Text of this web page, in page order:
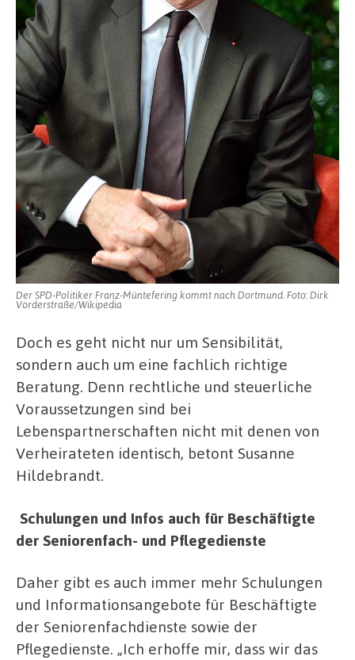
Der SPD-Politiker Franz-Müntefering kommt nach Dortmund. Foto: Dirk
Vorderstraße/Wikipedia
Doch es geht nicht nur um Sensibilität,
sondern auch um eine fachlich richtige
Beratung. Denn rechtliche und steuerliche
Voraussetzungen sind bei
Lebenspartnerschaften nicht mit denen von
Verheirateten identisch, betont Susanne
Hildebrandt.
Schulungen und Infos auch für Beschäftigte
der Seniorenfach- und Pflegedienste
Daher gibt es auch immer mehr Schulungen
und Informationsangebote für Beschäftigte
der Seniorenfachdienste sowie der
Pflegedienste. „Ich erhoffe mir, dass wir das